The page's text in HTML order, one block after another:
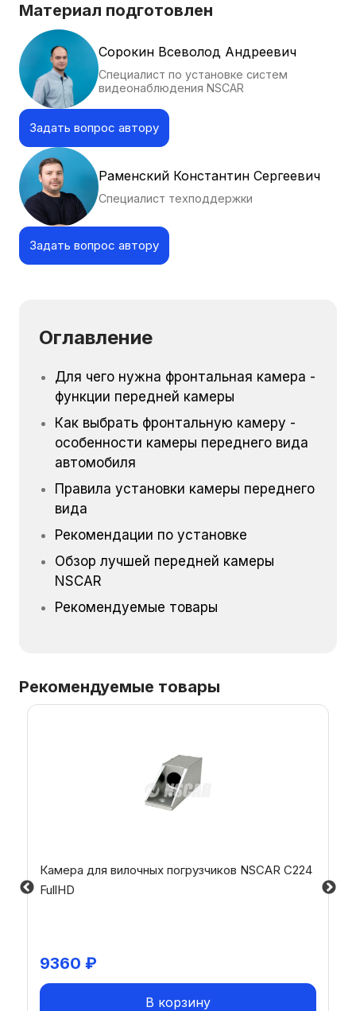
Материал подготовлен
Сорокин Всеволод Андреевич
Специалист по установке систем
видеонаблюдения NSCAR
Задать вопрос автору
Раменский Константин Сергеевич
Специалист техподдержки
Задать вопрос автору
Оглавление
Для чего нужна фронтальная камера -
функции передней камеры
Как выбрать фронтальную камеру -
особенности камеры переднего вида
автомобиля
Правила установки камеры переднего
вида
Рекомендации по установке
Обзор лучшей передней камеры
NSCAR
Рекомендуемые товары
Рекомендуемые товары
Камера для вилочных погрузчиков NSCAR С224
FullHD
9360 ₽
В корзину